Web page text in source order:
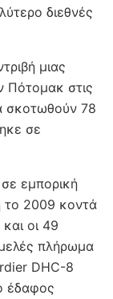
διεθνές
μιας
Πότομακ στις
σκοτωθούν 78
σε
εμπορική
το 2009 κοντά
οι 49
πλήρωμα
DHC-8
έδαφος